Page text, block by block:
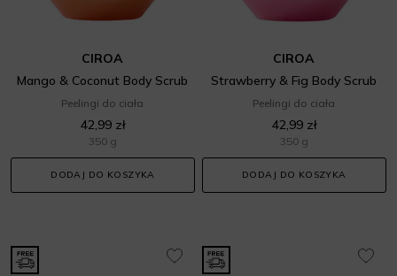
CIROA
Mango & Coconut Body Scrub
Peelingi do ciała
42,99 zł
350 g
DODAJ DO KOSZYKA
CIROA
Strawberry & Fig Body Scrub
Peelingi do ciała
42,99 zł
350 g
DODAJ DO KOSZYKA